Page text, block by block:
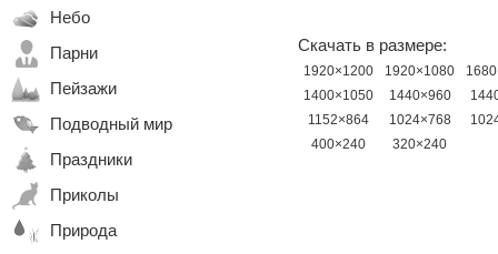
Небо
Парни
Пейзажи
Подводный мир
Праздники
Приколы
Природа
Скачать в размере:
1920×1200 1920×1080
1400×1050
1440×960
1152×864
1024×768
400×240
320×240